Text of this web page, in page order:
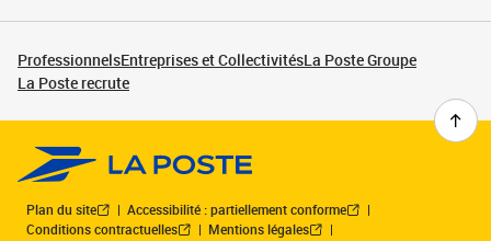
ProfessionnelsEntreprises et CollectivitésLa Poste Groupe
La Poste recrute
Plan du site
Accessibilité : partiellement conforme
Conditions contractuelles
Mentions légales